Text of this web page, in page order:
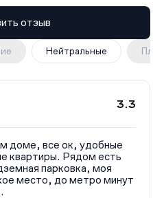
Нейтральные
отзыв
3.3
доме, все ок, удобные
квартиры. Рядом есть
парковка, моя
место, до метро минут